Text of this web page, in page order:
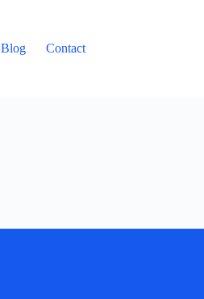
Blog Contact